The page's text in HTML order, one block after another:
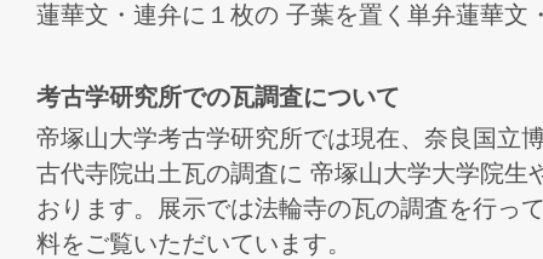
蓮華文・連弁に１枚の 子葉を置く単弁蓮華文
考古学研究所での瓦調査について
帝塚山大学考古学研究所では現在、奈良国立
古代寺院出土瓦の調査に 帝塚山大学大学院生
おります。展示では法輪寺の瓦の調査を行っ
料をご覧いただいています。